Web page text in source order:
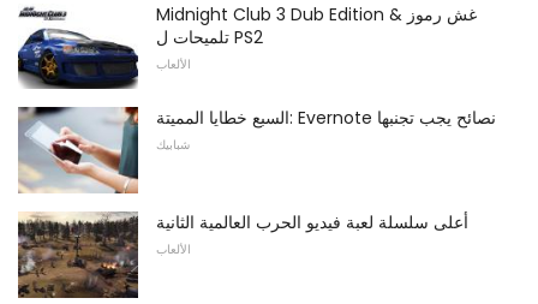
Midnight Club 3 Dub Edition غش رموز &
تلميحات ل PS2
الألعاب
السبع خطايا المميتة: Evernote نصائح يجب تجنبها
شبابيك
أعلى سلسلة لعبة فيديو الحرب العالمية الثانية
الألعاب